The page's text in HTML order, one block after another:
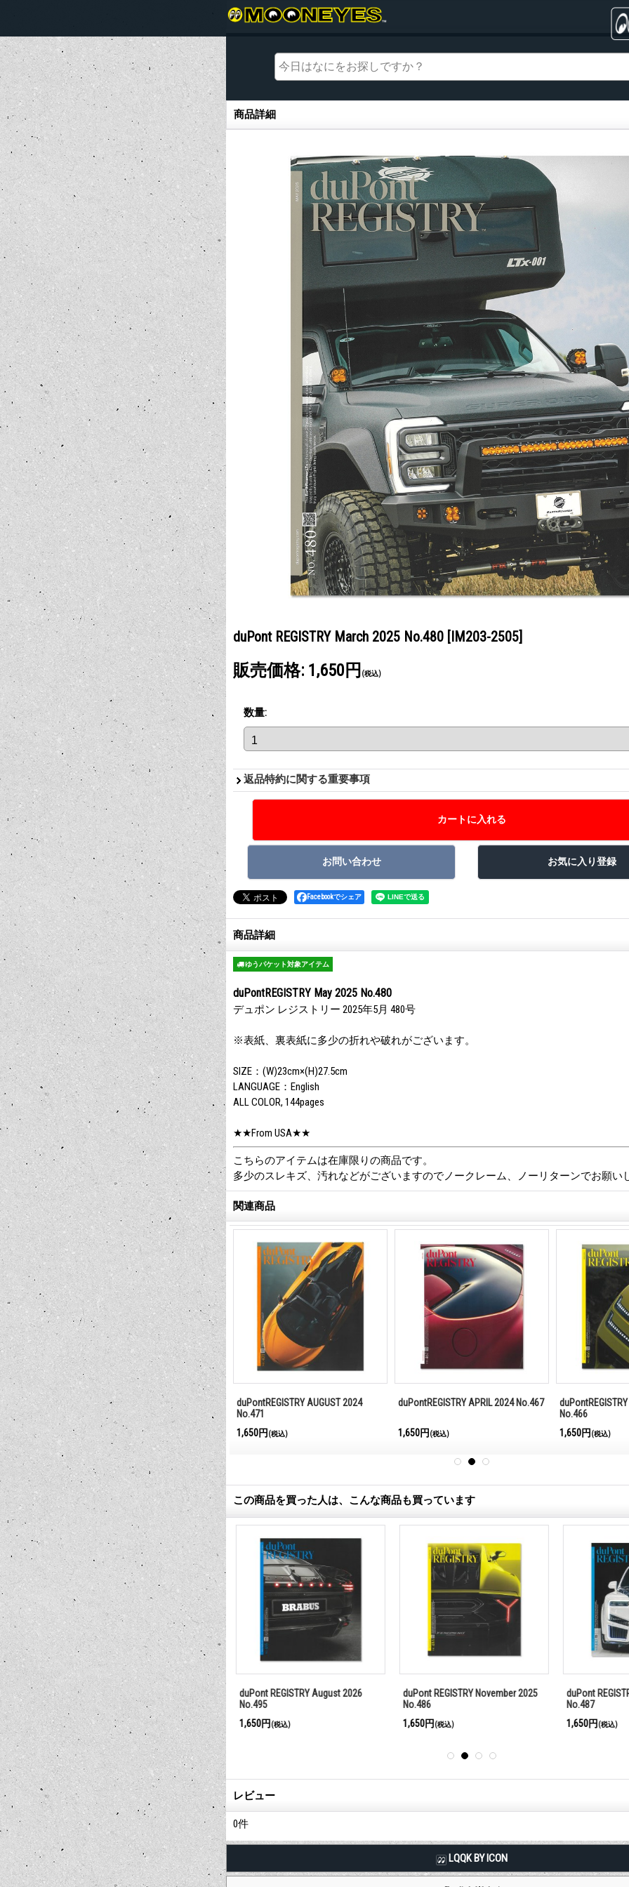
商品詳細
商品詳細
duPont REGISTRY March 2025 No.480 [IM203-2505]
販売価格: 1,650円 (税込)
数量:
返品特約に関する重要事項
Facebookでシェア
商品詳細
ゆうパケット対象アイテム
duPontREGISTRY May 2025 No.480
デュポン レジストリー 2025年5月 480号
※表紙、裏表紙に多少の折れや破れがございます。
SIZE：(W)23cm×(H)27.5cm
LANGUAGE：English
ALL COLOR, 144pages
★★From USA★★
こちらのアイテムは在庫限りの商品です。
多少のスレキズ、汚れなどがございますのでノークレーム、ノーリターンでお願い
関連商品
2025 duPontREGISTRY JULY 2024 No.470
1,650円 (税込)
duPontREGISTRY AUGUST 2024
No.471
1,650円 (税込)
duPontREGISTRY APRIL 2024 No.467
1,650円 (税込)
No.466
1,650円 (税込)
この商品を買った人は、こんな商品も買っています
No.494 Truckin Vol.45, No. 3 March 2019
990円(税込)
duPont REGISTRY August 2026
No.495
1,650円(税込)
duPont REGISTRY November 2025
No.486
1,650円(税込)
duPont
No.487
1,650円(税込)
レビュー
0件
LQQK BY ICON